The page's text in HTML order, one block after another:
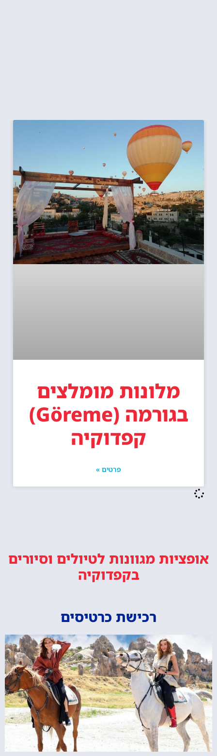
מלונות מומלצים
בגורמה (Göreme)
קפדוקיה
פרטים »
אופציות מגוונות לטיולים וסיורים
בקפדוקיה
רכישת כרטיסים